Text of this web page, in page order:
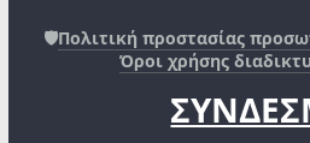
🛡️Πολιτική προστασίας
Όροι χρήσης